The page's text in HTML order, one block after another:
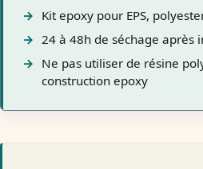
Kit epoxy pour EPS,
24 à 48h de séchage après
Ne pas utiliser de résine
construction epoxy